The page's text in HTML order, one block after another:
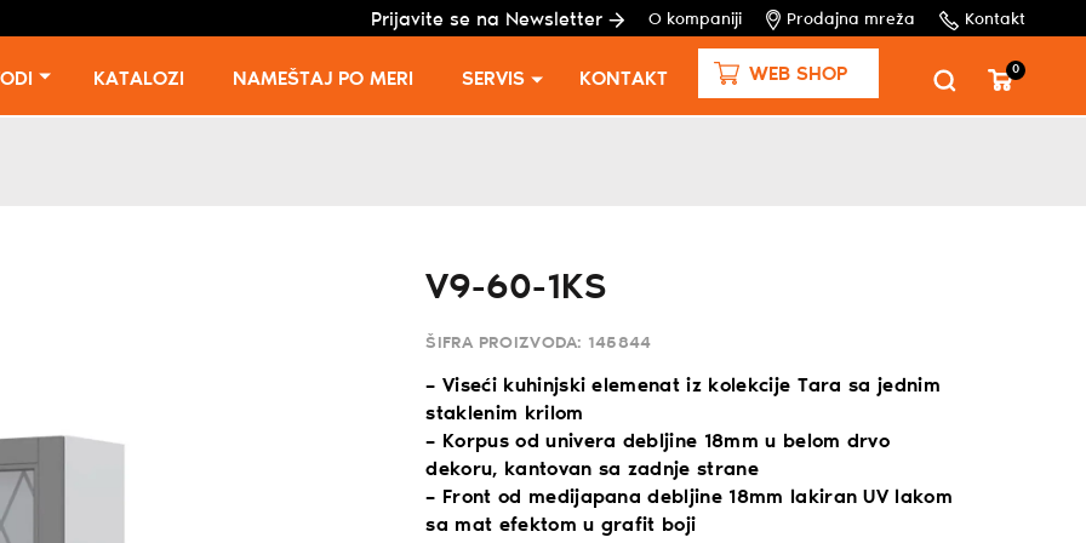
Prijavite se na Newsletter O kompaniji Prodajna mreža Kontakt
KATALOZI NAMEŠTAJ PO MERI SERVIS KONTAKT WEB SHOP 0
V9-60-1KS
ŠIFRA PROIZVODA: 145844
– Viseći kuhinjski elemenat iz kolekcije Tara sa jednim
staklenim krilom
– Korpus od univera debljine 18mm u belom drvo
dekoru, kantovan sa zadnje strane
– Front od medijapana debljine 18mm lakiran UV lakom
sa mat efektom u grafit boji